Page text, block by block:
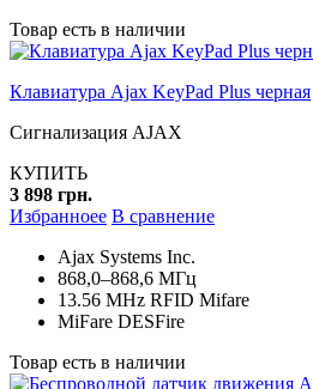
Товар есть в наличии
Клавиатура Ajax KeyPad Plus черная
Сигнализация AJAX
КУПИТЬ
3 898 грн.
Избранноее В сравнение
Ajax Systems Inc.
868,0–868,6 МГц
13.56 MHz RFID Mifare
MiFare DESFire
Товар есть в наличии